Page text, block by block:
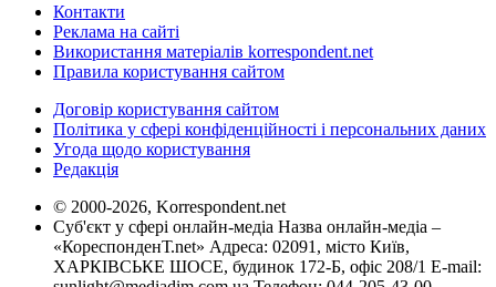
Контакти
Реклама на сайті
Використання матеріалів korrespondent.net
Правила користування сайтом
Договір користування сайтом
Політика у сфері конфіденційності і персональних даних
Угода щодо користування
Редакція
© 2000-2026, Korrespondent.net
Суб'єкт у сфері онлайн-медіа Назва онлайн-медіа –
«КореспонденТ.net» Адреса: 02091, місто Київ,
ХАРКІВСЬКЕ ШОСЕ, будинок 172-Б, офіс 208/1 E-mail: